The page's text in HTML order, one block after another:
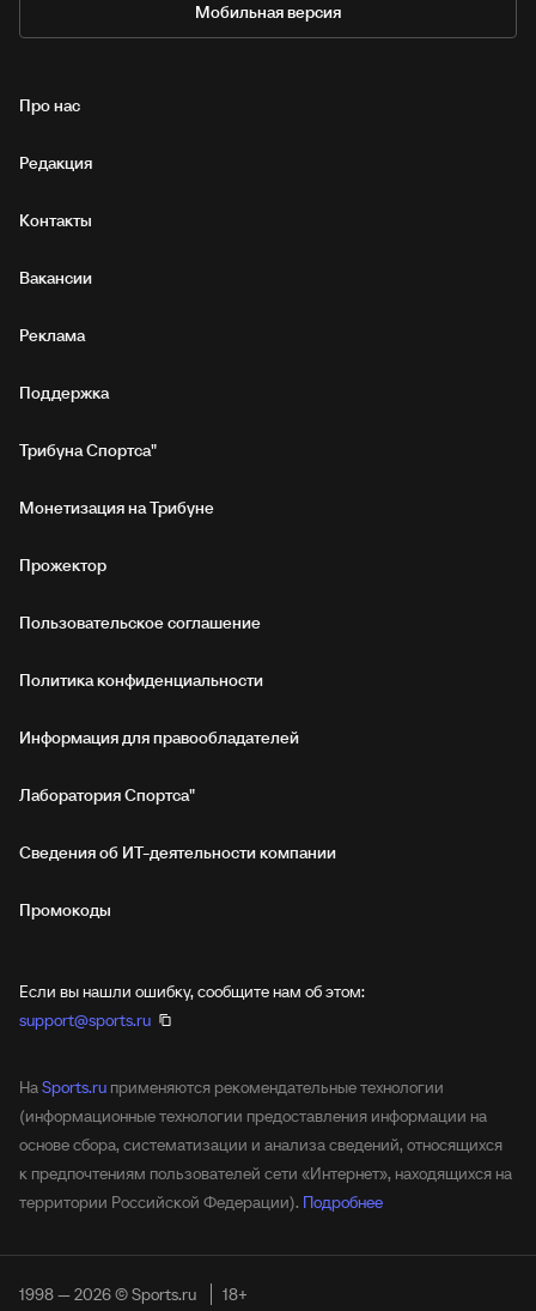
Мобильная версия
Про нас
Редакция
Контакты
Вакансии
Реклама
Поддержка
Трибуна Спортса"
Монетизация на Трибуне
Прожектор
Пользовательское соглашение
Политика конфиденциальности
Информация для правообладателей
Лаборатория Спортса"
Сведения об ИТ‑деятельности компании
Промокоды
Если вы нашли ошибку, сообщите нам об этом:
support@sports.ru
НаSports.ru применяются рекомендательные технологии
(информационные технологии предоставления информации на
основе сбора, систематизации и анализа сведений, относящихся
к предпочтениям пользователей сети «Интернет», находящихся на
территории Российской Федерации). Подробнее
1998 — 2026 © Sports.ru 18+